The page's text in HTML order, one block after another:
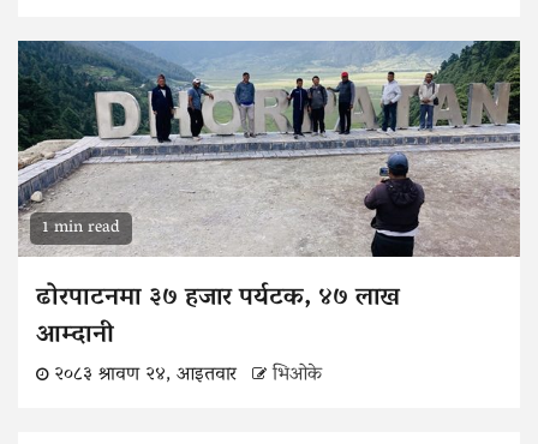
1 min read
ढोरपाटनमा ३७ हजार पर्यटक, ४७ लाख
आम्दानी
२०८३ श्रावण २४, आइतवार भिओके